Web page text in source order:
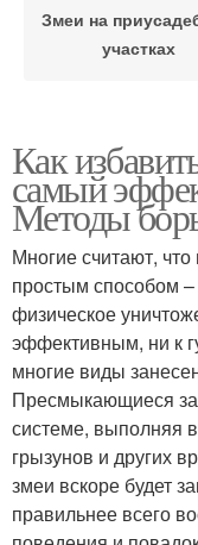
Змеи на
участках
Как
самый
Методы
Многие считают,
простым способом –
физическое
эффективным, ни к
многие виды
Пресмыкающиеся
системе, выполняя
грызунов и других
змеи вскоре будет
правильнее всего